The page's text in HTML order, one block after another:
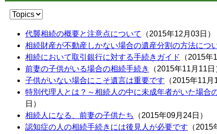
代襲相続の概要と注意点について
（2015年12月03日）
相続財産が不動産しかない場合の遺産分割の方法につ
相続において取引銀行に対する手続きガイド
（2015
前妻の子供がいる場合の相続手続き
（2015年11月11日
子供がいない場合にこそ遺言は重要です （2015年11
特別代理人とは？～相続人の中に未成年者がいた場合
日）
相続人になる、前妻の子供たち
（2015年09月24日）
認知症の人の相続手続きには後見人が必要です （